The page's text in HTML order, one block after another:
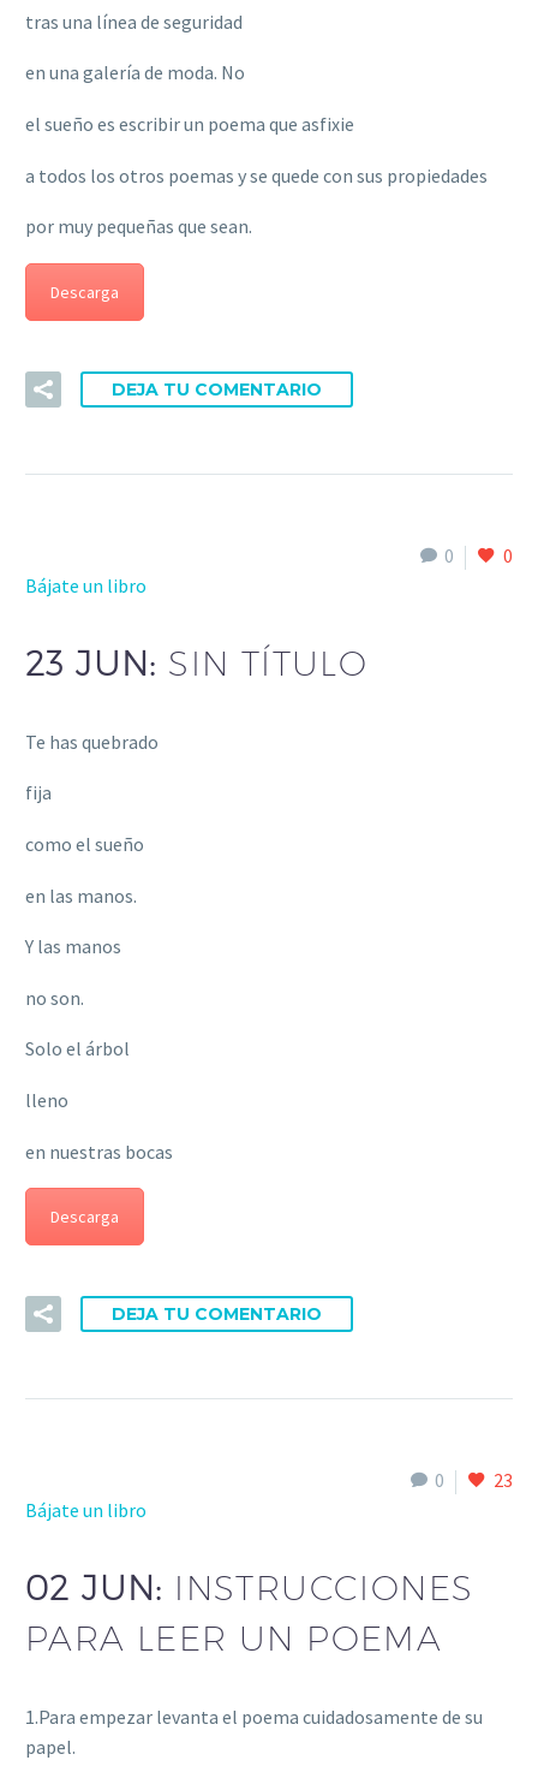
tras una línea de seguridad
en una galería de moda. No
el sueño es escribir un poema que asfixie
a todos los otros poemas y se quede con sus propiedades
por muy pequeñas que sean.
Descarga
DEJA TU COMENTARIO
0
0
Bájate un libro
23 JUN: SIN TÍTULO
Te has quebrado
fija
como el sueño
en las manos.
Y las manos
no son.
Solo el árbol
lleno
en nuestras bocas
Descarga
DEJA TU COMENTARIO
0
23
Bájate un libro
02 JUN: INSTRUCCIONES
PARA LEER UN POEMA
1.Para empezar levanta el poema cuidadosamente de su
papel.